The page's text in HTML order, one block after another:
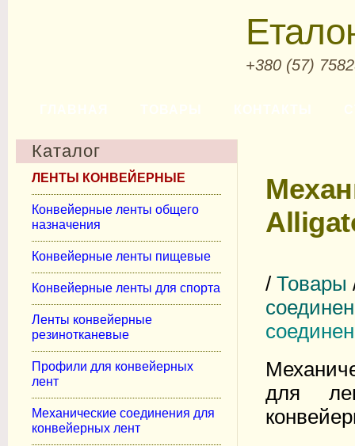
+380 (57)
/ Товары
для
Каталог
ЛЕНТЫ КОНВЕЙЕРНЫЕ
Конвейерные ленты общего
назначения
Конвейерные ленты пищевые
Конвейерные ленты для спорта
Ленты конвейерные
резинотканевые
Профили для конвейерных
лент
Механические соединения для
конвейерных лент